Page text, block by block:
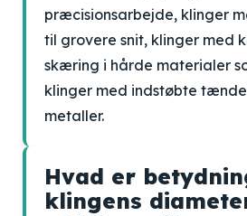
præcisionsarbejde, klinger
til grovere snit, klinger med
skæring i hårde materialer
klinger med indstøbte
metaller.
Hvad er
klingens